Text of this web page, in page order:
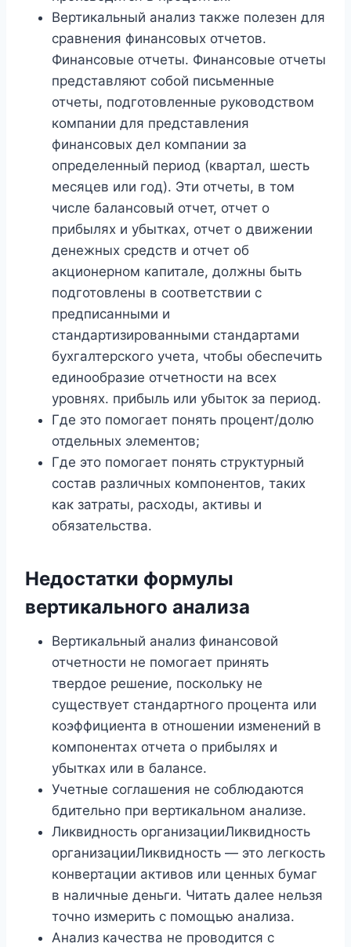
Вертикальный анализ также полезен для
сравнения финансовых отчетов.
Финансовые отчеты. Финансовые отчеты
представляют собой письменные
отчеты, подготовленные руководством
компании для представления
финансовых дел компании за
определенный период (квартал, шесть
месяцев или год). Эти отчеты, в том
числе балансовый отчет, отчет о
прибылях и убытках, отчет о движении
денежных средств и отчет об
акционерном капитале, должны быть
подготовлены в соответствии с
предписанными и
стандартизированными стандартами
бухгалтерского учета, чтобы обеспечить
единообразие отчетности на всех
уровнях. прибыль или убыток за период.
Где это помогает понять процент/долю
отдельных элементов;
Где это помогает понять структурный
состав различных компонентов, таких
как затраты, расходы, активы и
обязательства.
Недостатки формулы
вертикального анализа
Вертикальный анализ финансовой
отчетности не помогает принять
твердое решение, поскольку не
существует стандартного процента или
коэффициента в отношении изменений в
компонентах отчета о прибылях и
убытках или в балансе.
Учетные соглашения не соблюдаются
бдительно при вертикальном анализе.
Ликвидность организацииЛиквидность
организацииЛиквидность — это легкость
конвертации активов или ценных бумаг
в наличные деньги. Читать далее нельзя
точно измерить с помощью анализа.
Анализ качества не проводится с